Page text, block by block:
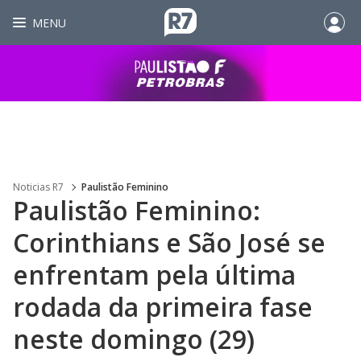
MENU
Noticias R7 Paulistão Feminino
Paulistão Feminino:
Corinthians e São José se
enfrentam pela última
rodada da primeira fase
neste domingo (29)